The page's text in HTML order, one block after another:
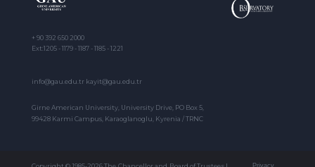
+ 90 392 650 2000
Ext:1205 - 1179 - 1187 - 1185 - 1221
info@gau.edu.tr kayit@gau.edu.tr
Girne American University, University Drive, PO Box 5,
99428 Karmi Campus, Karaoglanoglu, Kyrenia / TRNC
Privacy